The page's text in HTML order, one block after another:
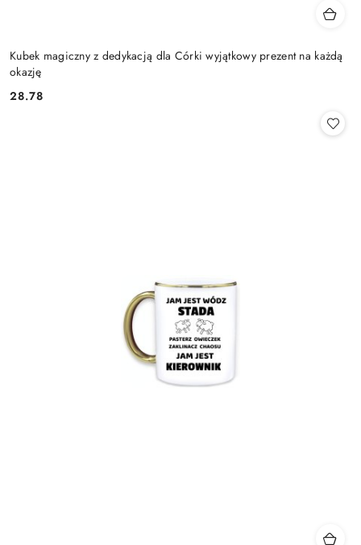
Kubek magiczny z dedykacją dla Córki wyjątkowy prezent na każdą
okazję
Cena:
28.78